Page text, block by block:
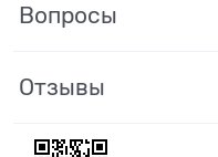
Вопросы
Отзывы